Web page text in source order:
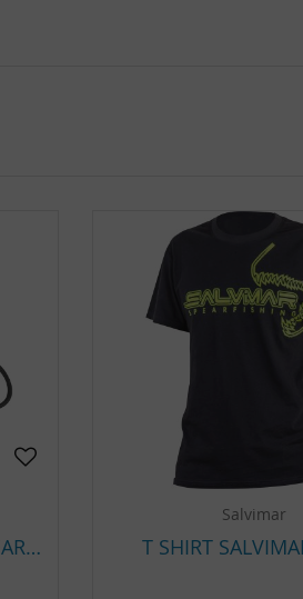
SANDOWS POUR POLE SPEAR SALVIMAR
Salvimar
T SHIRT